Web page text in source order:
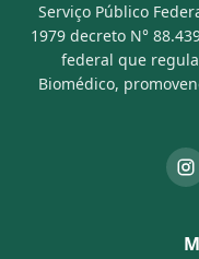
Serviço Público
1979 decreto N°
federal que
Biomédico,